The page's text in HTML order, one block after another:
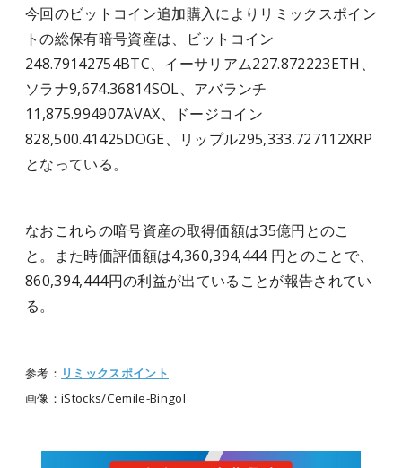
今回のビットコイン追加購入によりリミックスポイン
トの総保有暗号資産は、ビットコイン
248.79142754BTC、イーサリアム227.872223ETH、
ソラナ9,674.36814SOL、アバランチ
11,875.994907AVAX、ドージコイン
828,500.41425DOGE、リップル295,333.727112XRP
となっている。
なおこれらの暗号資産の取得価額は35億円とのこ
と。また時価評価額は4,360,394,444 円とのことで、
860,394,444円の利益が出ていることが報告されてい
る。
参考： リミックスポイント
画像：iStocks/Cemile-Bingol